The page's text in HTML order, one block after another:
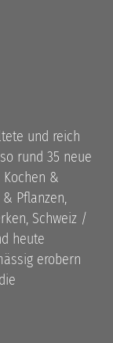
und reich
rund 35 neue
&
Pflanzen,
Schweiz /
heute
erobern